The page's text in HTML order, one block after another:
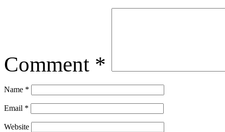
Comment *
Name *
Email *
Website